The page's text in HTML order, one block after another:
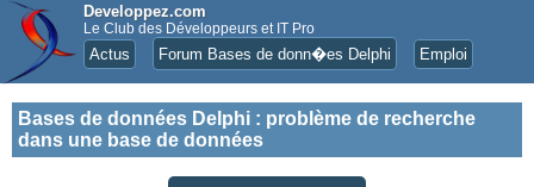
Developpez.com
Le Club des Développeurs et IT Pro
Actus Forum Bases de donn�es Delphi Emploi
Bases de données Delphi : problème de recherche
dans une base de données